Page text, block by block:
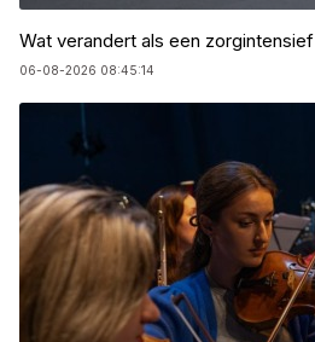
Wat verandert als een
06-08-2026 08:45:14